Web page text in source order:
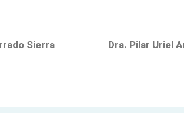
Sierra Dra. Pilar Uriel